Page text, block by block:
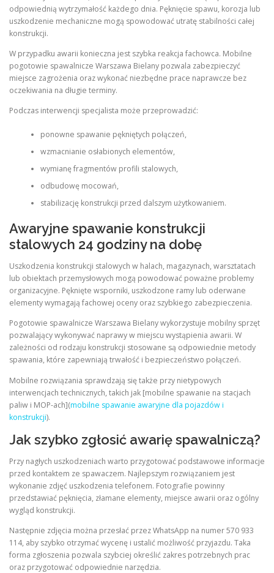
odpowiednią wytrzymałość każdego dnia. Pęknięcie spawu, korozja lub
uszkodzenie mechaniczne mogą spowodować utratę stabilności całej
konstrukcji.
W przypadku awarii konieczna jest szybka reakcja fachowca. Mobilne
pogotowie spawalnicze Warszawa Bielany pozwala zabezpieczyć
miejsce zagrożenia oraz wykonać niezbędne prace naprawcze bez
oczekiwania na długie terminy.
Podczas interwencji specjalista może przeprowadzić:
ponowne spawanie pękniętych połączeń,
wzmacnianie osłabionych elementów,
wymianę fragmentów profili stalowych,
odbudowę mocowań,
stabilizację konstrukcji przed dalszym użytkowaniem.
Awaryjne spawanie konstrukcji
stalowych 24 godziny na dobę
Uszkodzenia konstrukcji stalowych w halach, magazynach, warsztatach
lub obiektach przemysłowych mogą powodować poważne problemy
organizacyjne. Pęknięte wsporniki, uszkodzone ramy lub oderwane
elementy wymagają fachowej oceny oraz szybkiego zabezpieczenia.
Pogotowie spawalnicze Warszawa Bielany wykorzystuje mobilny sprzęt
pozwalający wykonywać naprawy w miejscu wystąpienia awarii. W
zależności od rodzaju konstrukcji stosowane są odpowiednie metody
spawania, które zapewniają trwałość i bezpieczeństwo połączeń.
Mobilne rozwiązania sprawdzają się także przy nietypowych
interwencjach technicznych, takich jak [mobilne spawanie na stacjach
paliw i MOP-ach](mobilne spawanie awaryjne dla pojazdów i
konstrukcji).
Jak szybko zgłosić awarię spawalniczą?
Przy nagłych uszkodzeniach warto przygotować podstawowe informacje
przed kontaktem ze spawaczem. Najlepszym rozwiązaniem jest
wykonanie zdjęć uszkodzenia telefonem. Fotografie powinny
przedstawiać pęknięcia, złamane elementy, miejsce awarii oraz ogólny
wygląd konstrukcji.
Następnie zdjęcia można przesłać przez WhatsApp na numer 570 933
114, aby szybko otrzymać wycenę i ustalić możliwość przyjazdu. Taka
forma zgłoszenia pozwala szybciej określić zakres potrzebnych prac
oraz przygotować odpowiednie narzędzia.